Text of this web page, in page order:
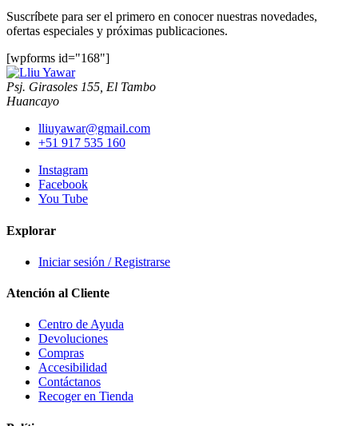
Suscríbete para ser el primero en conocer nuestras novedades,
ofertas especiales y próximas publicaciones.
[wpforms id="168"]
Psj. Girasoles 155, El Tambo
Huancayo
lliuyawar@gmail.com
+51 917 535 160
Instagram
Facebook
You Tube
Explorar
Iniciar sesión / Registrarse
Atención al Cliente
Centro de Ayuda
Devoluciones
Compras
Accesibilidad
Contáctanos
Recoger en Tienda